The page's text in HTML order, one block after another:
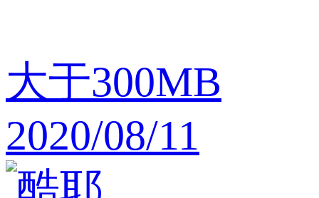
大于300MB
2020/08/11